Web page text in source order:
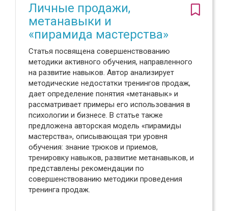
Личные продажи,
метанавыки и
«пирамида мастерства»
Статья посвящена совершенствованию
методики активного обучения, направленного
на развитие навыков. Автор анализирует
методические недостатки тренингов продаж,
дает определение понятия «метанавык» и
рассматривает примеры его использования в
психологии и бизнесе. В статье также
предложена авторская модель «пирамиды
мастерства», описывающая три уровня
обучения: знание трюков и приемов,
тренировку навыков, развитие метанавыков, и
представлены рекомендации по
совершенствованию методики проведения
тренинга продаж.